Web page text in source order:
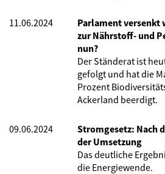
11.06.2024
Parlament versenkt
zur Nährstoff- und
nun?
Der Ständerat ist
gefolgt und hat die
Prozent
Ackerland beerdigt.
09.06.2024
Stromgesetz: Nach
der Umsetzung
Das deutliche
die Energiewende.